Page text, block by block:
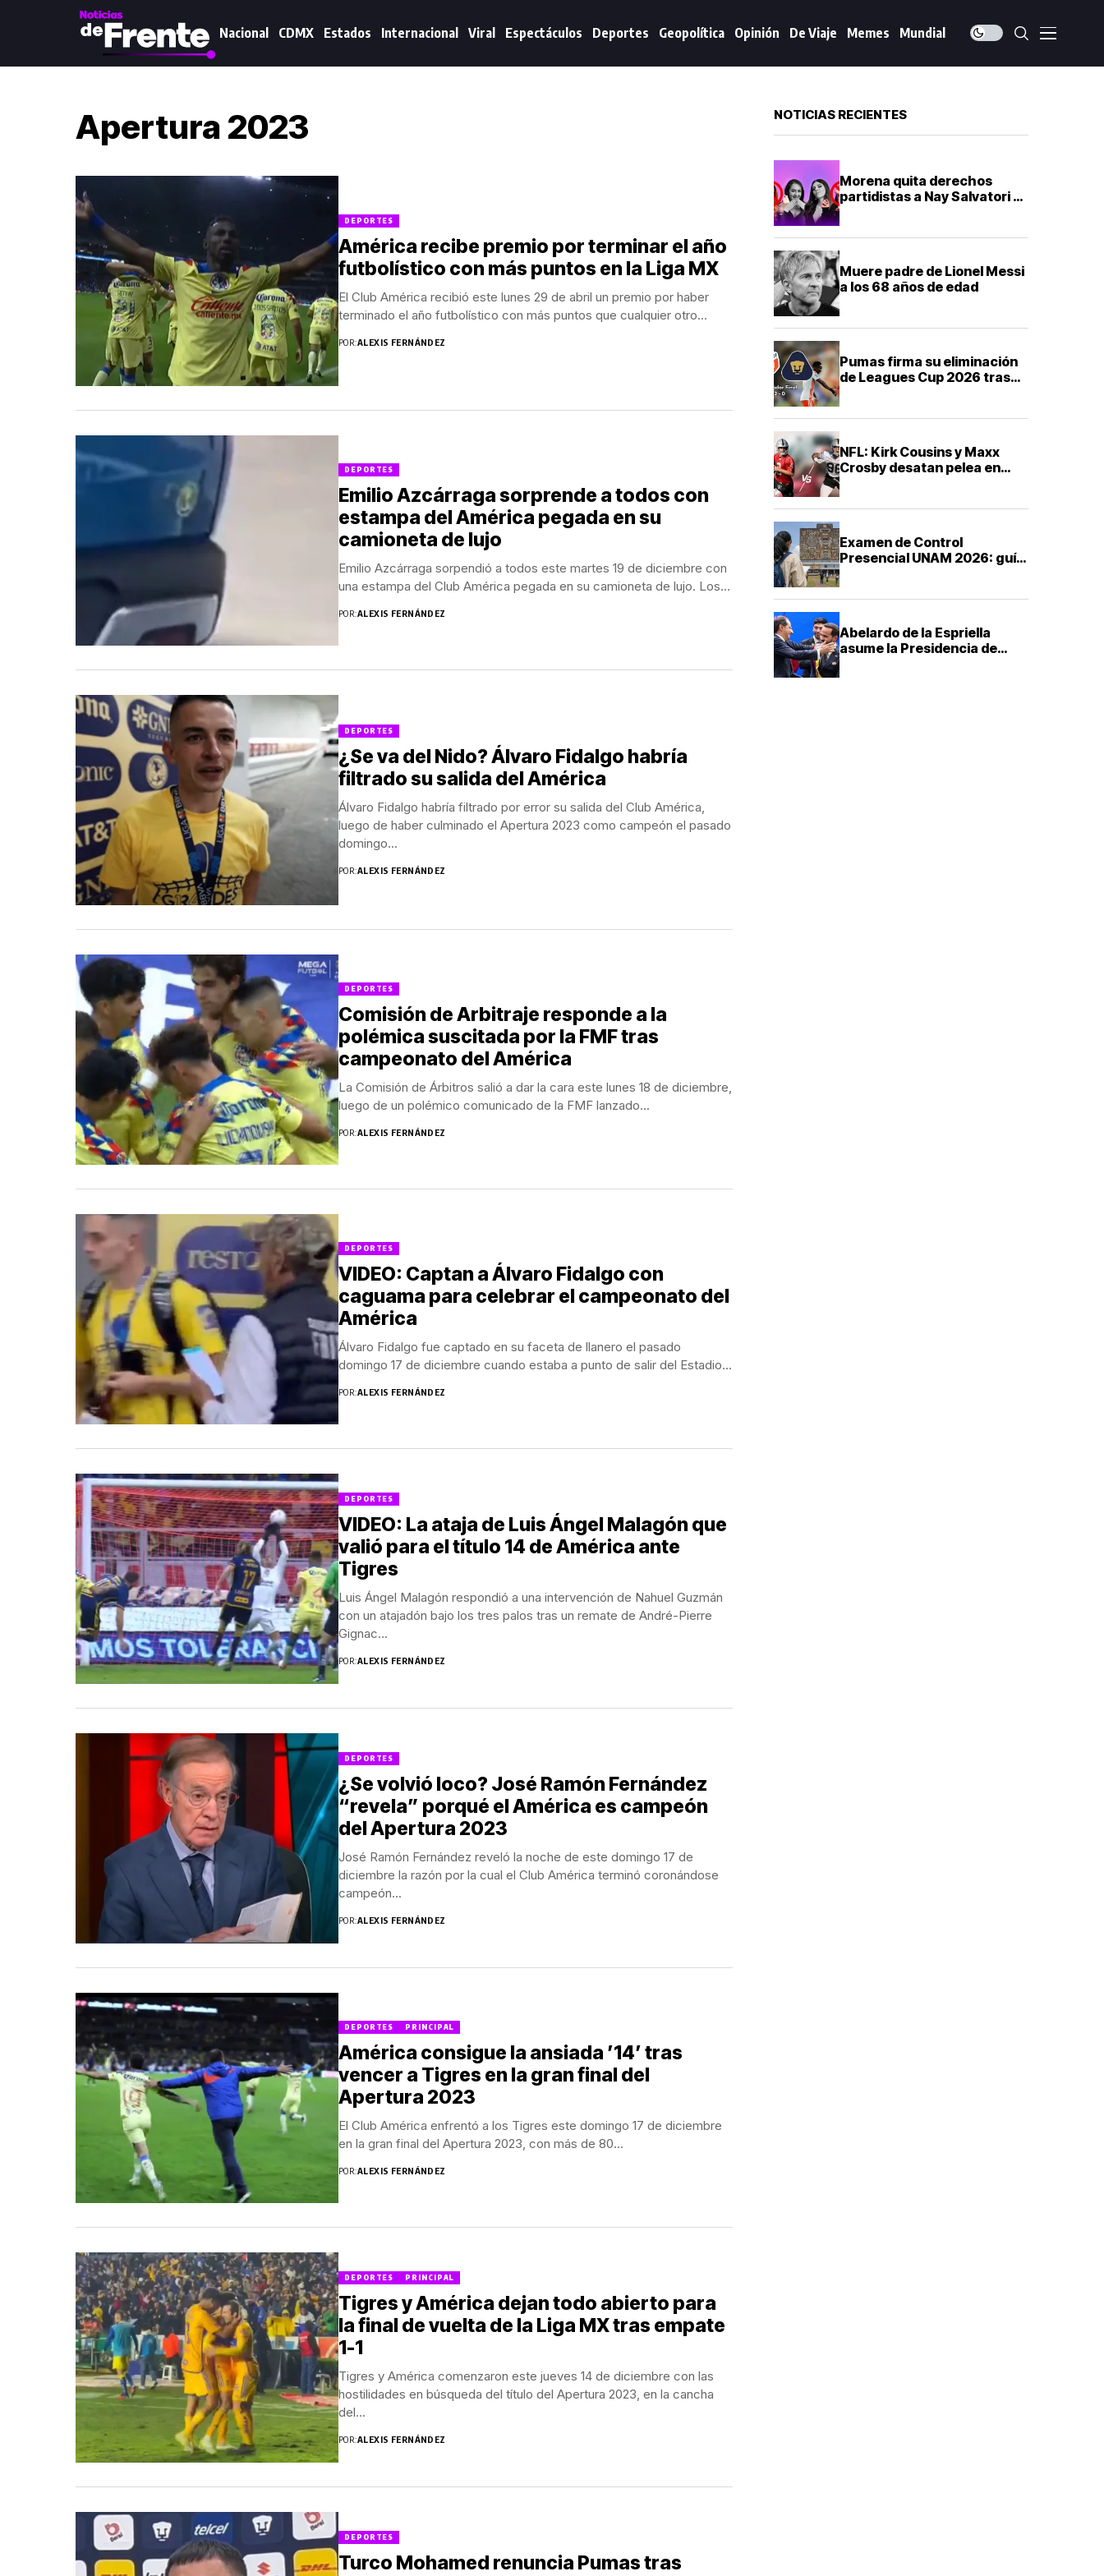
Nacional CDMX Estados Internacional Viral Espectáculos Deportes Geopolítica Opinión De Viaje Memes Mundial
Apertura 2023
DEPORTES
América recibe premio por terminar el año
futbolístico con más puntos en la Liga MX
El Club América recibió este lunes 29 de abril un premio por haber
terminado el año futbolístico con más puntos que cualquier otro...
POR:ALEXIS FERNÁNDEZ
DEPORTES
Emilio Azcárraga sorprende a todos con
estampa del América pegada en su
camioneta de lujo
Emilio Azcárraga sorpendió a todos este martes 19 de diciembre con
una estampa del Club América pegada en su camioneta de lujo. Los...
POR:ALEXIS FERNÁNDEZ
DEPORTES
¿Se va del Nido? Álvaro Fidalgo habría
filtrado su salida del América
Álvaro Fidalgo habría filtrado por error su salida del Club América,
luego de haber culminado el Apertura 2023 como campeón el pasado
domingo...
POR:ALEXIS FERNÁNDEZ
DEPORTES
Comisión de Arbitraje responde a la
polémica suscitada por la FMF tras
campeonato del América
La Comisión de Árbitros salió a dar la cara este lunes 18 de diciembre,
luego de un polémico comunicado de la FMF lanzado...
POR:ALEXIS FERNÁNDEZ
DEPORTES
VIDEO: Captan a Álvaro Fidalgo con
caguama para celebrar el campeonato del
América
Álvaro Fidalgo fue captado en su faceta de llanero el pasado
domingo 17 de diciembre cuando estaba a punto de salir del Estadio...
POR:ALEXIS FERNÁNDEZ
DEPORTES
VIDEO: La ataja de Luis Ángel Malagón que
valió para el título 14 de América ante
Tigres
Luis Ángel Malagón respondió a una intervención de Nahuel Guzmán
con un atajadón bajo los tres palos tras un remate de André-Pierre
Gignac...
POR:ALEXIS FERNÁNDEZ
DEPORTES
¿Se volvió loco? José Ramón Fernández
“revela” porqué el América es campeón
del Apertura 2023
José Ramón Fernández reveló la noche de este domingo 17 de
diciembre la razón por la cual el Club América terminó coronándose
campeón...
POR:ALEXIS FERNÁNDEZ
DEPORTES PRINCIPAL
América consigue la ansiada ’14’ tras
vencer a Tigres en la gran final del
Apertura 2023
El Club América enfrentó a los Tigres este domingo 17 de diciembre
en la gran final del Apertura 2023, con más de 80...
POR:ALEXIS FERNÁNDEZ
DEPORTES PRINCIPAL
Tigres y América dejan todo abierto para
la final de vuelta de la Liga MX tras empate
1-1
Tigres y América comenzaron este jueves 14 de diciembre con las
hostilidades en búsqueda del título del Apertura 2023, en la cancha
del...
POR:ALEXIS FERNÁNDEZ
DEPORTES
Turco Mohamed renuncia Pumas tras
NOTICIAS RECIENTES
Morena quita derechos
partidistas a Nay Salvatori y
Muere padre de Lionel Messi
a los 68 años de edad
Pumas firma su eliminación
de Leagues Cup 2026 tras
NFL: Kirk Cousins y Maxx
Crosby desatan pelea en
Examen de Control
Presencial UNAM 2026: guía
Abelardo de la Espriella
asume la Presidencia de